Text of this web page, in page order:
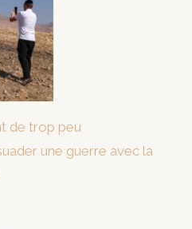
de trop peu
une guerre avec la